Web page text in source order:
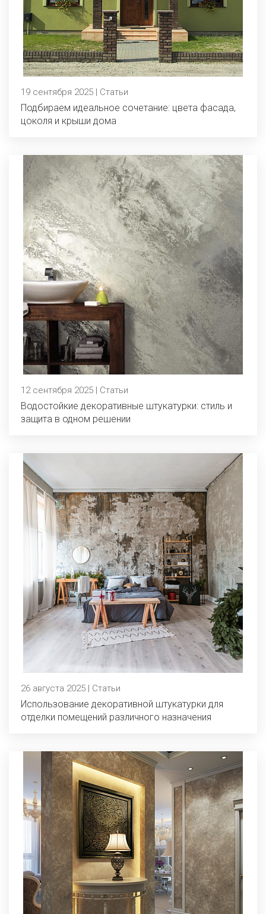
19 сентября 2025 | Статьи
Подбираем идеальное сочетание: цвета фасада,
цоколя и крыши дома
12 сентября 2025 | Статьи
Водостойкие декоративные штукатурки: стиль и
защита в одном решении
26 августа 2025 | Статьи
Использование декоративной штукатурки для
отделки помещений различного назначения